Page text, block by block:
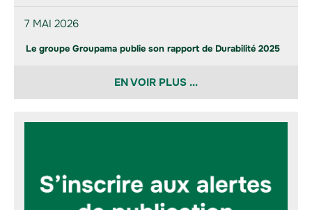
7 MAI 2026
Le groupe Groupama publie son rapport de Durabilité 2025
EN VOIR PLUS ...